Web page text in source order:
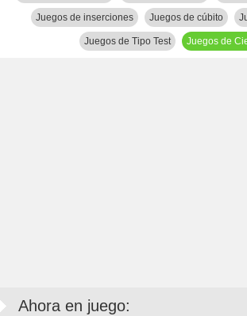
Juegos de inserciones Juegos de cúbito
Juegos de Tipo Test Juegos de
Ahora en juego: